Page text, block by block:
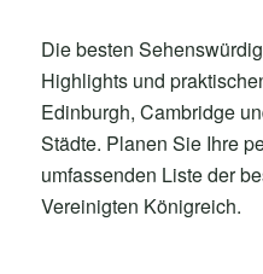
Die besten
Highlights und
Edinburgh, Cambridge
Städte. Planen Sie Ihre
umfassenden Liste der
Vereinigten Königreich.